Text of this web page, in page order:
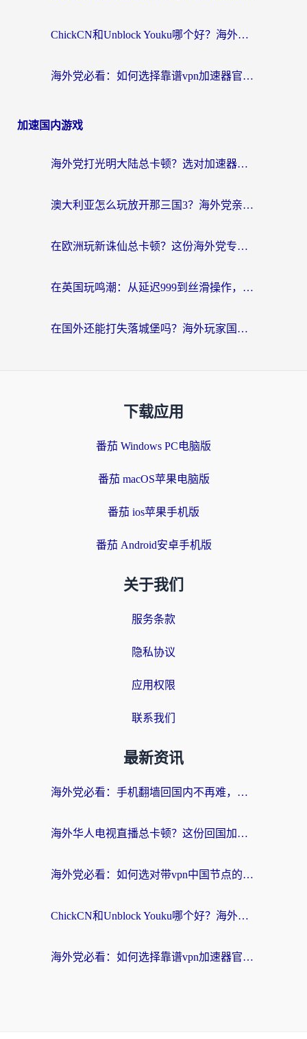
ChickCN和Unblock Youku哪个好？海外党亲测4款热门回国加速器，附避坑指南
海外党必看：如何选择靠谱vpn加速器官网？轻松解决国内APP地区限制
加速国内游戏
海外党打光明大陆总卡顿？选对加速器才是关键！（附亲测好用的推荐）
澳大利亚怎么玩放开那三国3？海外党亲测有效的国服游戏加速指南
在欧洲玩新诛仙总卡顿？这份海外党专属加速器指南帮你解决延迟难题
在英国玩鸣潮：从延迟999到丝滑操作，我是怎么做到的？
在国外还能打失落城堡吗？海外玩家国服游戏加速终极指南（附北美玩online加速器下载技巧）
下载应用
番茄 Windows PC电脑版
番茄 macOS苹果电脑版
番茄 ios苹果手机版
番茄 Android安卓手机版
关于我们
服务条款
隐私协议
应用权限
联系我们
最新资讯
海外党必看：手机翻墙回国内不再难，一篇搞定无缝访问国内资源指南
海外华人电视直播总卡顿？这份回国加速器选择指南帮你无缝看国内资源
海外党必看：如何选对带vpn中国节点的加速器？无缝访问国内资源全攻略
ChickCN和Unblock Youku哪个好？海外党亲测4款热门回国加速器，附避坑指南
海外党必看：如何选择靠谱vpn加速器官网？轻松解决国内APP地区限制